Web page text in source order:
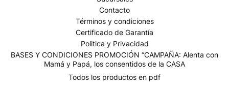
Contacto
Términos y condiciones
Certificado de Garantía
Politica y Privacidad
BASES Y CONDICIONES PROMOCIÓN “CAMPAÑA: Alenta con
Mamá y Papá, los consentidos de la CASA
Todos los productos en pdf